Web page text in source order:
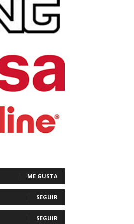
ME GUSTA
SEGUIR
SEGUIR